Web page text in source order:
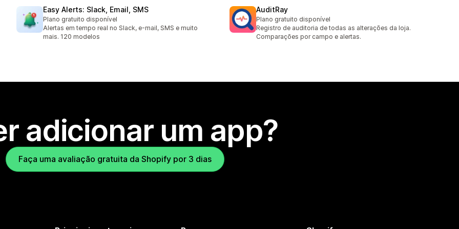
Easy Alerts: Slack, Email, SMS
Plano gratuito disponível
Alertas em tempo real no Slack, e-mail, SMS e muito
mais. 120 modelos
AuditRay
Plano gratuito disponível
Registro de auditoria de todas as alterações da loja.
Comparações por campo e alertas.
adicionar um app?
Faça uma avaliação gratuita da Shopify por 3 dias